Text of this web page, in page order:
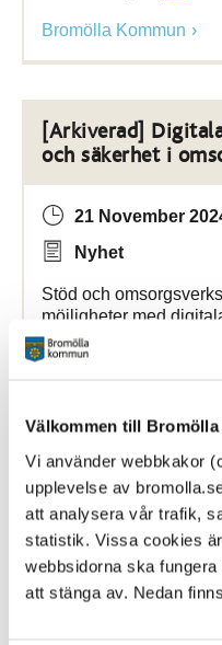
Välkommen till
Vi använder webbkakor
upplevelse av
att analysera vår trafik,
statistik. Vissa cookies
webbsidorna ska
att stänga av. Nedan
Bromölla Kommun
[Arkiverad]
och säkerhet i
21 November
Nyhet
Stöd och
möjligheter med
satsningar har gjorts
är det dags för ett
Heltidsarbete som
27 April 2020
Nyhet